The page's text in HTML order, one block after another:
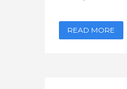
READ MORE